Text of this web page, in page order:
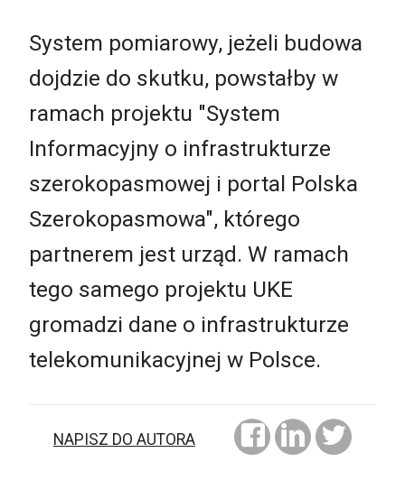
System pomiarowy, jeżeli budowa
dojdzie do skutku, powstałby w
ramach projektu "System
Informacyjny o infrastrukturze
szerokopasmowej i portal Polska
Szerokopasmowa", którego
partnerem jest urząd. W ramach
tego samego projektu UKE
gromadzi dane o infrastrukturze
telekomunikacyjnej w Polsce.
NAPISZ DO AUTORA